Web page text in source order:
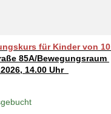
für Kinder von
85A/Bewegungsraum
14.00 Uhr